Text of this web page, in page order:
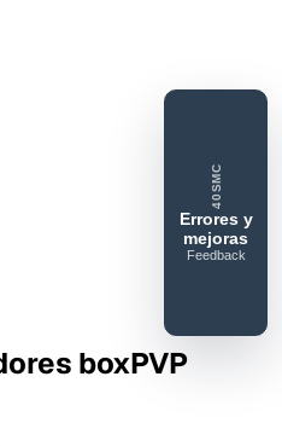
boxPVP
40SMC
Errores y
mejoras
Feedback